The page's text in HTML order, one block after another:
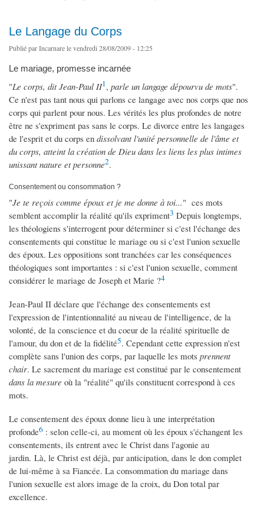
Le Langage du Corps
Publié parIncarnarele vendredi 28/08/2009 - 12:25
Le mariage, promesse incarnée
"Le corps, dit Jean-Paul II1, parle un langage dépourvu de mots".
Ce n'est pas tant nous qui parlons ce langage avec nos corps que nos
corps qui parlent pour nous. Les vérités les plus profondes de notre
être ne s'expriment pas sans le corps. Le divorce entre les langages
de l'esprit et du corps en dissolvant l'unité personnelle de l'âme et
du corps, atteint la création de Dieu dans les liens les plus intimes
unissant nature et personne2.
Consentement ou consommation ?
"Je te reçois comme époux et je me donne à toi..." ces mots
semblent accomplir la réalité qu'ils expriment3 Depuis longtemps,
les théologiens s'interrogent pour déterminer si c'est l'échange des
consentements qui constitue le mariage ou si c'est l'union sexuelle
des époux. Les oppositions sont tranchées car les conséquences
théologiques sont importantes : si c'est l'union sexuelle, comment
considérer le mariage de Joseph et Marie ?4
Jean-Paul II déclare que l'échange des consentements est
l'expression de l'intentionnalité au niveau de l'intelligence, de la
volonté, de la conscience et du coeur de la réalité spirituelle de
l'amour, du don et de la fidélité5. Cependant cette expression n'est
complète sans l'union des corps, par laquelle les mots prennent
chair. Le sacrement du mariage est constitué par le consentement
dans la mesure où la "réalité" qu'ils constituent correspond à ces
mots.
Le consentement des époux donne lieu à une interprétation
profonde6 : selon celle-ci, au moment où les époux s'échangent les
consentements, ils entrent avec le Christ dans l'agonie au
jardin. Là, le Christ est déjà, par anticipation, dans le don complet
de lui-même à sa Fiancée. La consommation du mariage dans
l'union sexuelle est alors image de la croix, du Don total par
excellence.